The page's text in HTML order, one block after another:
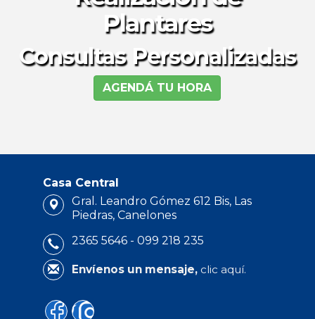
Plantares
Consultas Personalizadas
AGENDÁ TU HORA
Casa Central
Gral. Leandro Gómez 612 Bis, Las
Piedras, Canelones
2365 5646 - 099 218 235
Envíenos un mensaje,clic aquí.